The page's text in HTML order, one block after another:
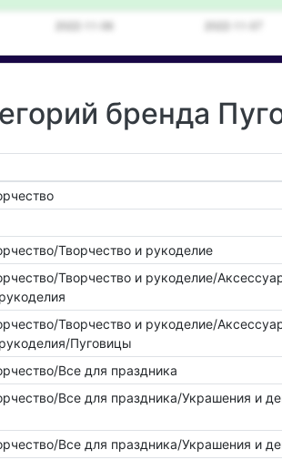
бренда
Творчество и рукоделие
Творчество и рукоделие/
Творчество и рукоделие/
Пуговицы
Все для праздника
Все для праздника/Украшения и
Все для праздника/Украшения и